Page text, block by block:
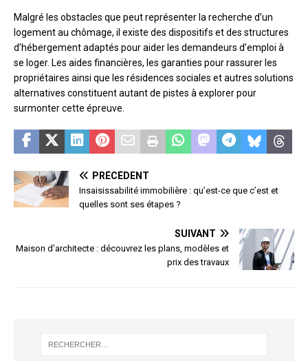
Malgré les obstacles que peut représenter la recherche d’un
logement au chômage, il existe des dispositifs et des structures
d’hébergement adaptés pour aider les demandeurs d’emploi à
se loger. Les aides financières, les garanties pour rassurer les
propriétaires ainsi que les résidences sociales et autres solutions
alternatives constituent autant de pistes à explorer pour
surmonter cette épreuve.
PRÉCÉDENT
Insaisissabilité immobilière : qu’est-ce que c’est et
quelles sont ses étapes ?
SUIVANT
Maison d’architecte : découvrez les plans, modèles et
prix des travaux